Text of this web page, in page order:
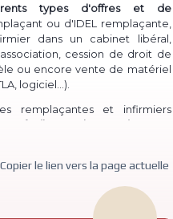
types d'offres et de
ou d'IDEL remplaçante,
dans un cabinet libéral,
cession de droit de
ou encore vente de matériel
logiciel...)
remplaçantes et infirmiers
déjà publiées.
titulaires peuvent aisément
ou de collaboratrice
, ou
Copier le lien vers la page actuelle